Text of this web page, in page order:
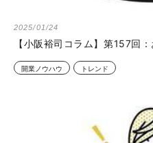
2025/01/24
【小阪裕司コラム】第157回
開業ノウハウ トレンド